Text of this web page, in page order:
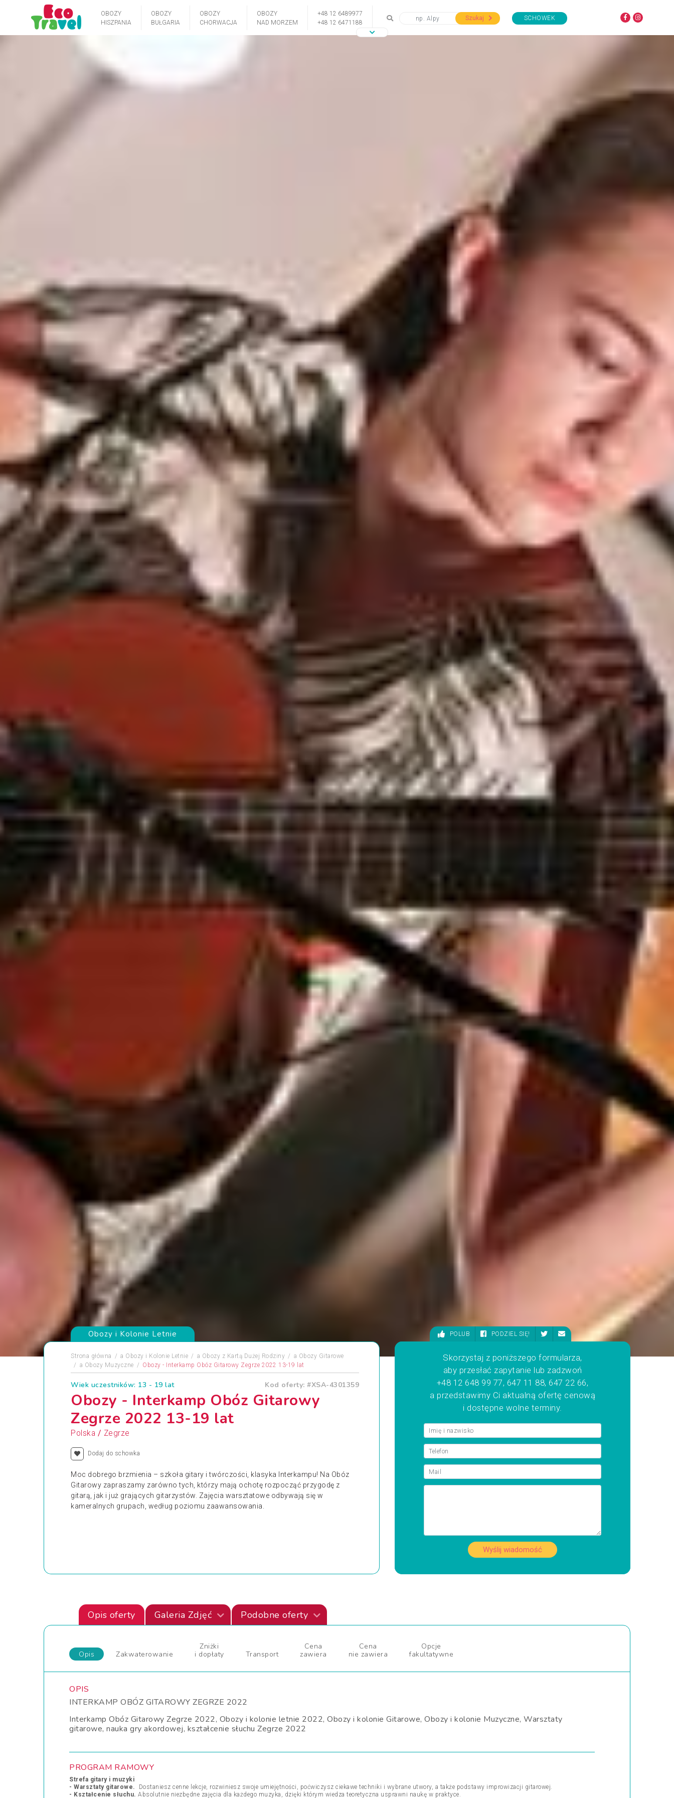
OBOZY
HISZPANIA
OBOZY
BUŁGARIA
OBOZY
CHORWACJA
OBOZY
NAD MORZEM
+48 12 6489977
+48 12 6471188
Szukaj SCHOWEK
Obozy i Kolonie Letnie
Strona główna a Obozy i Kolonie Letnie a Obozy z Kartą Dużej Rodziny a Obozy Gitarowe
a Obozy Muzyczne Obozy - Interkamp Obóz Gitarowy Zegrze 2022 13-19 lat
Wiek uczestników: 13 - 19 lat Kod oferty: #XSA-4301359
Obozy - Interkamp Obóz Gitarowy
Zegrze 2022 13-19 lat
Polska / Zegrze
Dodaj do schowka
Moc dobrego brzmienia – szkoła gitary i twórczości, klasyka Interkampu! Na Obóz
Gitarowy zapraszamy zarówno tych, którzy mają ochotę rozpocząć przygodę z
gitarą, jak i już grających gitarzystów. Zajęcia warsztatowe odbywają się w
kameralnych grupach, według poziomu zaawansowania.
POLUB PODZIEL SIĘ!
Skorzystaj z poniższego formularza,
aby przesłać zapytanie lub zadzwoń
+48 12 648 99 77, 647 11 88, 647 22 66,
a przedstawimy Ci aktualną ofertę cenową
i dostępne wolne terminy.
Wyślij wiadomość
Opis oferty Galeria Zdjęć Podobne oferty
Opis Zakwaterowanie
Zniżki
i dopłaty
Transport
Cena
zawiera
Cena
nie zawiera
Opcje
fakultatywne
OPIS
INTERKAMP OBÓZ GITAROWY ZEGRZE 2022
Interkamp Obóz Gitarowy Zegrze 2022, Obozy i kolonie letnie 2022, Obozy i kolonie Gitarowe, Obozy i kolonie Muzyczne, Warsztaty
gitarowe, nauka gry akordowej, kształcenie słuchu Zegrze 2022
PROGRAM RAMOWY
Strefa gitary i muzyki
- Warsztaty gitarowe.
Dostaniesz cenne lekcje, rozwiniesz swoje umiejętności, poćwiczysz ciekawe techniki i wybrane utwory, a także podstawy improwizacji gitarowej.
- Kształcenie słuchu. Absolutnie niezbędne zajęcia dla każdego muzyka, dzięki którym wiedza teoretyczna usprawni naukę w praktyce.